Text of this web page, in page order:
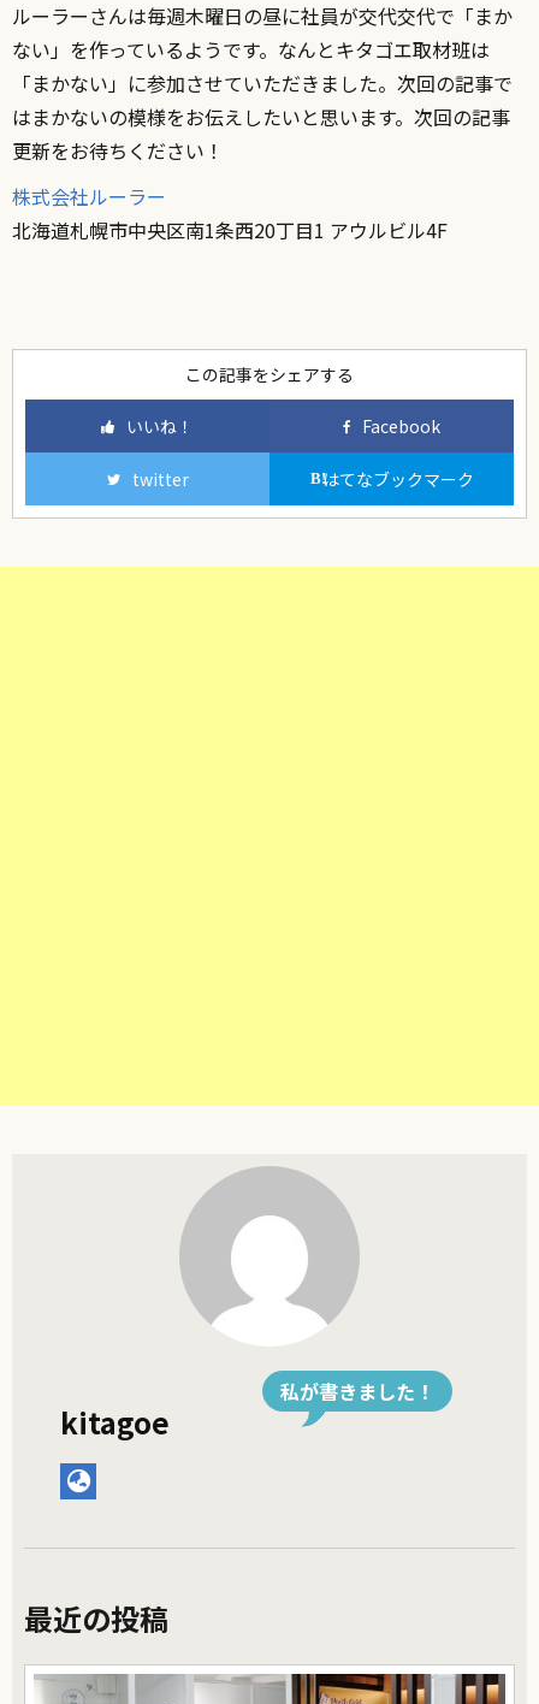
ルーラーさんは毎週木曜日の昼に社員が交代交代で「まか
ない」を作っているようです。なんとキタゴエ取材班は
「まかない」に参加させていただきました。次回の記事で
はまかないの模様をお伝えしたいと思います。次回の記事
更新をお待ちください！
株式会社ルーラー
北海道札幌市中央区南1条西20丁目1 アウルビル4F
この記事をシェアする
私が書きました！
kitagoe
最近の投稿